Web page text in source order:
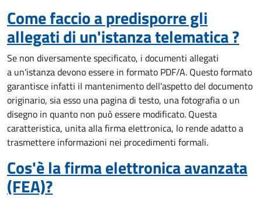
Come faccio a predisporre gli
allegati di un'istanza telematica ?
Se non diversamente specificato, i documenti allegati
a un'istanza devono essere in formato PDF/A. Questo formato
garantisce infatti il mantenimento dell'aspetto del documento
originario, sia esso una pagina di testo, una fotografia o un
disegno in quanto non può essere modificato. Questa
caratteristica, unita alla firma elettronica, lo rende adatto a
trasmettere informazioni nei procedimenti formali.
Cos'è la firma elettronica avanzata
(FEA)?